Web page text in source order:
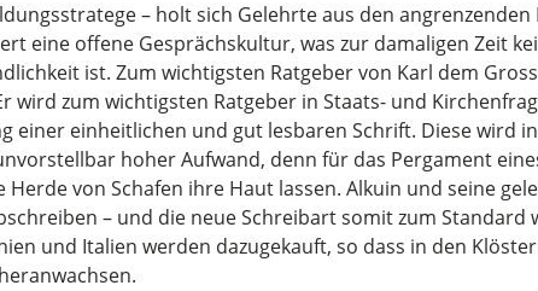
– holt sich Gelehrte aus den
eine offene Gesprächskultur, was zur damaligen Zeit
ist. Zum wichtigsten Ratgeber von Karl dem
wird zum wichtigsten Ratgeber in Staats- und
einer einheitlichen und gut lesbaren Schrift. Diese wird
hoher Aufwand, denn für das Pergament
Herde von Schafen ihre Haut lassen. Alkuin und seine
– und die neue Schreibart somit zum Standard
und Italien werden dazugekauft, so dass in den